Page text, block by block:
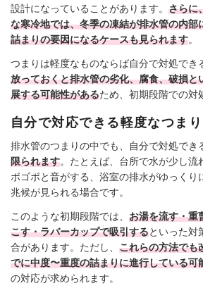
設計になっていることがあります。 さらに
な寒冷地では、冬季の凍結が排水管の内部
詰まりの要因になるケースも見られます。
つまりは軽度なものならば自分で対処でき
放っておくと排水管の劣化、腐食、破損と
展する可能性があるため、初期段階での対
自分で対応できる軽度なつま
排水管のつまりの中でも、自分で対処でき
限られます。たとえば、台所で水が少し流
ボゴボと音がする、浴室の排水がゆっくり
兆候が見られる場合です。
このような初期段階では、 お湯を流す・重
こす・ラバーカップで吸引するといった対
合があります。ただし、 これらの方法でも
でに中度〜重度の詰まりに進行している可
の対応が求められます。